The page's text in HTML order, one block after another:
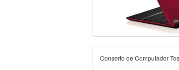
Conserto de Computador